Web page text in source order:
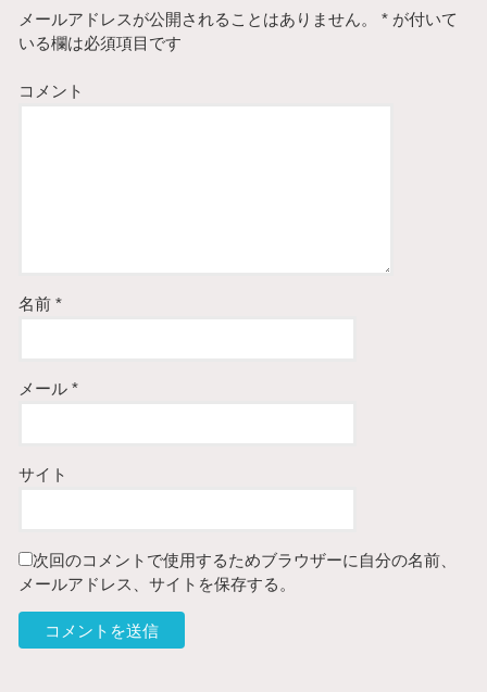
メールアドレスが公開されることはありません。 * が付いて
いる欄は必須項目です
コメント
名前*
メール*
サイト
次回のコメントで使用するためブラウザーに自分の名前、
メールアドレス、サイトを保存する。